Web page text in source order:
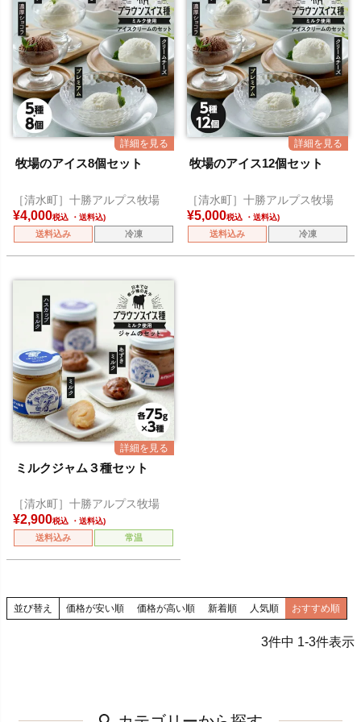
牧場のアイス8個セット
［清水町］十勝アルプス牧場
¥4,000税込
送料込み 冷凍
牧場のアイス12個セット
［清水町］十勝アルプス牧場
¥5,000税込
送料込み 冷凍
ミルクジャム３種セット
［清水町］十勝アルプス牧場
¥2,900税込
送料込み 常温
並び替え 価格が安い順 価格が高い順 新着順 人気順 おすすめ順
3件中 1-3件表示